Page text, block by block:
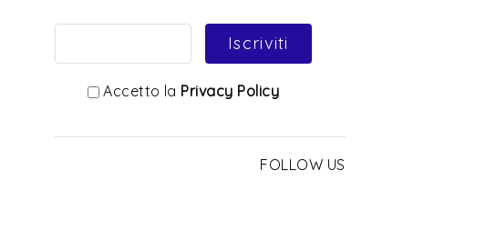
Iscriviti
Accetto la Privacy Policy
FOLLOW US